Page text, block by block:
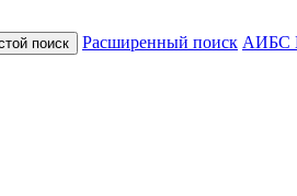
Расширенный поиск АИБС